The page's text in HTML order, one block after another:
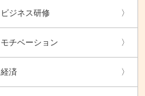
ビジネス研修
モチベーション
経済